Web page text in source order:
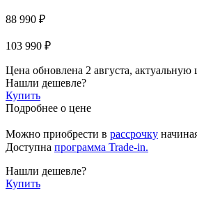
88 990 ₽
103 990 ₽
Цена обновлена 2 августа, актуальную
Нашли дешевле?
Купить
Подробнее о цене
Можно приобрести в рассрочку
Доступна программа Trade-in.
Нашли дешевле?
Купить